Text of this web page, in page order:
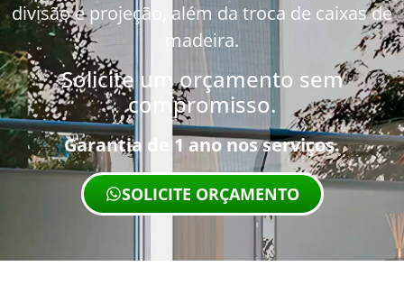
divisão e projeção, além da troca de caixas de
madeira.
Solicite um orçamento sem
compromisso.
Garantia de 1 ano nos serviços.
SOLICITE ORÇAMENTO